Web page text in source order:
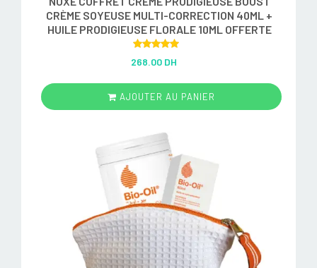
CRÈME SOYEUSE MULTI-CORRECTION 40ML +
HUILE PRODIGIEUSE FLORALE 10ML OFFERTE
out of 5
268.00 DH
AJOUTER AU PANIER